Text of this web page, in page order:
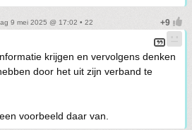
9 mei 2025 @ 17:02 • 22
krijgen en vervolgens denken
door het uit zijn verband te
voorbeeld daar van.